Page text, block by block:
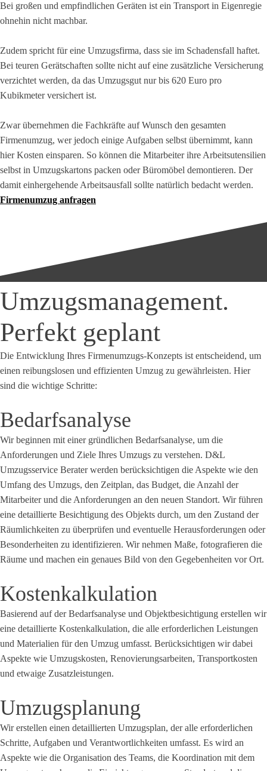
Bei großen und empfindlichen Geräten ist ein Transport in Eigenregie
ohnehin nicht machbar.
Zudem spricht für eine Umzugsfirma, dass sie im Schadensfall haftet.
Bei teuren Gerätschaften sollte nicht auf eine zusätzliche Versicherung
verzichtet werden, da das Umzugsgut nur bis 620 Euro pro
Kubikmeter versichert ist.
Zwar übernehmen die Fachkräfte auf Wunsch den gesamten
Firmenumzug, wer jedoch einige Aufgaben selbst übernimmt, kann
hier Kosten einsparen. So können die Mitarbeiter ihre Arbeitsutensilien
selbst in Umzugskartons packen oder Büromöbel demontieren. Der
damit einhergehende Arbeitsausfall sollte natürlich bedacht werden.
Firmenumzug anfragen
Umzugsmanagement.
Perfekt geplant
Die Entwicklung Ihres Firmenumzugs-Konzepts ist entscheidend, um
einen reibungslosen und effizienten Umzug zu gewährleisten. Hier
sind die wichtige Schritte:
Bedarfsanalyse
Wir beginnen mit einer gründlichen Bedarfsanalyse, um die
Anforderungen und Ziele Ihres Umzugs zu verstehen. D&L
Umzugsservice Berater werden berücksichtigen die Aspekte wie den
Umfang des Umzugs, den Zeitplan, das Budget, die Anzahl der
Mitarbeiter und die Anforderungen an den neuen Standort. Wir führen
eine detaillierte Besichtigung des Objekts durch, um den Zustand der
Räumlichkeiten zu überprüfen und eventuelle Herausforderungen oder
Besonderheiten zu identifizieren. Wir nehmen Maße, fotografieren die
Räume und machen ein genaues Bild von den Gegebenheiten vor Ort.
Kostenkalkulation
Basierend auf der Bedarfsanalyse und Objektbesichtigung erstellen wir
eine detaillierte Kostenkalkulation, die alle erforderlichen Leistungen
und Materialien für den Umzug umfasst. Berücksichtigen wir dabei
Aspekte wie Umzugskosten, Renovierungsarbeiten, Transportkosten
und etwaige Zusatzleistungen.
Umzugsplanung
Wir erstellen einen detaillierten Umzugsplan, der alle erforderlichen
Schritte, Aufgaben und Verantwortlichkeiten umfasst. Es wird an
Aspekte wie die Organisation des Teams, die Koordination mit dem